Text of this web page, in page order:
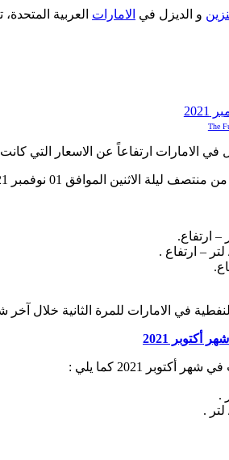
و الديزل في الامارات العربية
The
ارتفاعاً عن الاسعار التي كانت
الاثنين الموافق 01 نوفمبر 2021.
في الامارات للمرة الثانية خلال آخر
2021
2021 كما يلي :